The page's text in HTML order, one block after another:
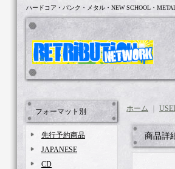
ハードコア・パンク・メタル・NEW SCHOOL・
フォーマット別
先行予約商品
JAPANESE
CD
ホーム
商品詳